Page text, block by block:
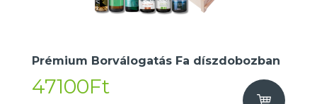
Prémium Borválogatás Fa díszdobozban
47100Ft